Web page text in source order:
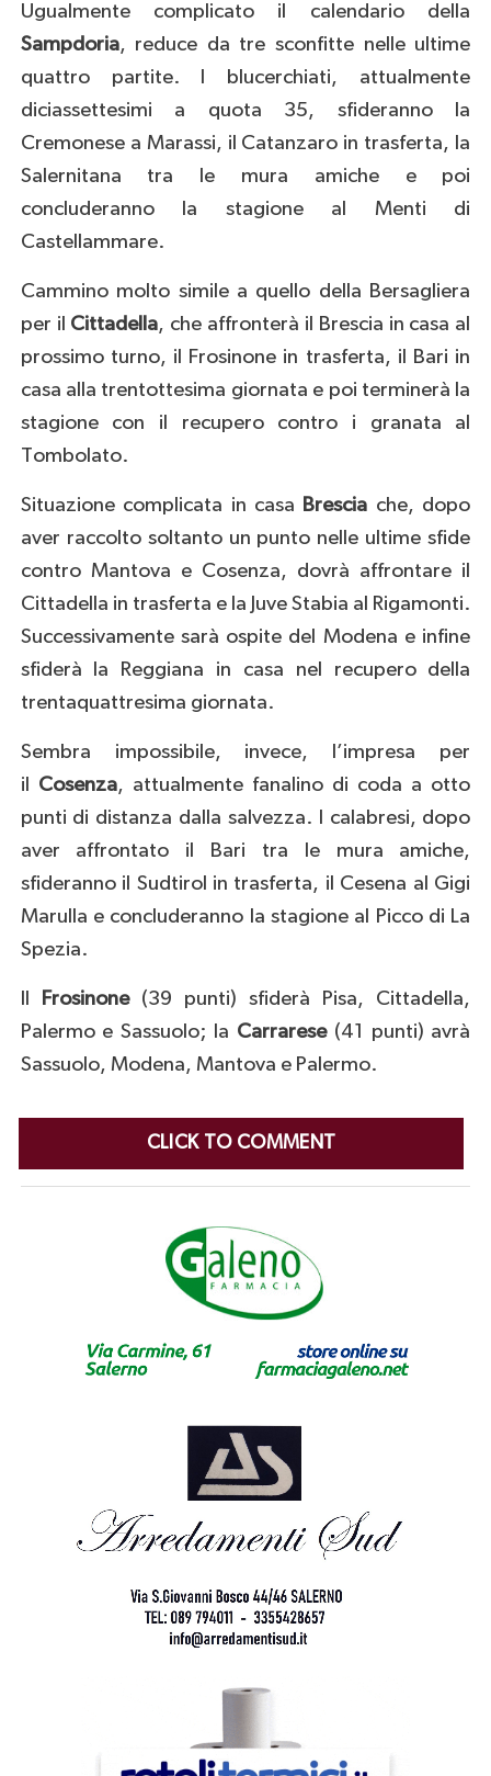
Ugualmente complicato il calendario della
Sampdoria, reduce da tre sconfitte nelle ultime
quattro partite. I blucerchiati, attualmente
diciassettesimi a quota 35, sfideranno la
Cremonese a Marassi, il Catanzaro in trasferta, la
Salernitana tra le mura amiche e poi
concluderanno la stagione al Menti di
Castellammare.
Cammino molto simile a quello della Bersagliera
per il Cittadella, che affronterà il Brescia in casa al
prossimo turno, il Frosinone in trasferta, il Bari in
casa alla trentottesima giornata e poi terminerà la
stagione con il recupero contro i granata al
Tombolato.
Situazione complicata in casa Brescia che, dopo
aver raccolto soltanto un punto nelle ultime sfide
contro Mantova e Cosenza, dovrà affrontare il
Cittadella in trasferta e la Juve Stabia al Rigamonti.
Successivamente sarà ospite del Modena e infine
sfiderà la Reggiana in casa nel recupero della
trentaquattresima giornata.
Sembra impossibile, invece, l’impresa per
il Cosenza, attualmente fanalino di coda a otto
punti di distanza dalla salvezza. I calabresi, dopo
aver affrontato il Bari tra le mura amiche,
sfideranno il Sudtirol in trasferta, il Cesena al Gigi
Marulla e concluderanno la stagione al Picco di La
Spezia.
Frosinone(39 punti) sfiderà Pisa, Cittadella,
Palermo e Sassuolo; la Carrarese(41 punti) avrà
Sassuolo, Modena, Mantova e Palermo.
CLICK TO COMMENT